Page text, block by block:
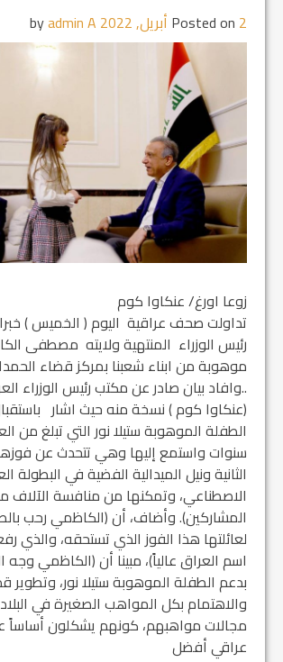
Posted on 2 أبريل, 2022 admin A
زوعا اورغ/ عنكاوا كوم
تداولت صحف عراقية اليوم ( الخميس )
رئيس الوزراء المنتهية ولايته مصطفى
موهوبة من ابناء شعبنا بمركز قضاء
..وافاد بيان صادر عن مكتب رئيس الوزراء
(عنكاوا كوم ) نسخة منه حيث اشار
الطفلة الموهوبة ستيلا نور التي تبلغ من
سنوات واستمع إليها وهي تتحدث عن فوزها
الثانية ونيل الميدالية الفضية في البطولة
الاصطناعي، وتمكنها من منافسة الآلاف
المشاركين). وأضاف، أن (الكاظمي رحب
لعائلتها هذا الفوز الذي تستحقه، والذي
اسم العراق عالياً)، مبينا أن (الكاظمي وجه
بدعم الطفلة الموهوبة ستيلا نور، وتطوير
والاهتمام بكل المواهب الصغيرة في البلاد
مجالات مواهبهم، كونهم يشكلون أساساً
عراقي أفضل